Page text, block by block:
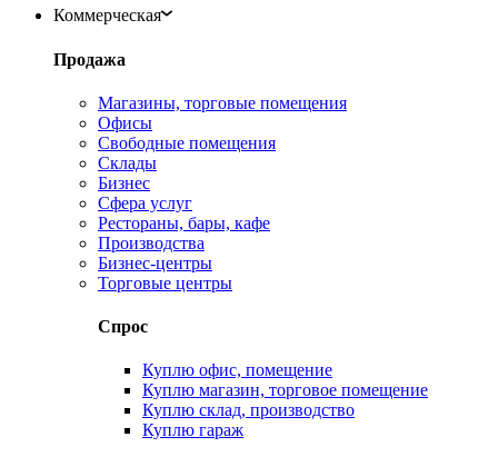
Коммерческая
Продажа
Магазины, торговые помещения
Офисы
Свободные помещения
Склады
Бизнес
Сфера услуг
Рестораны, бары, кафе
Производства
Бизнес-центры
Торговые центры
Спрос
Куплю офис, помещение
Куплю магазин, торговое помещение
Куплю склад, производство
Куплю гараж